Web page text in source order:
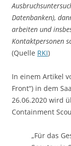
Datenbanken),
arbeiten und
Kontaktpersonen
(Quelle RKI)
In einem Artikel
Front“) in dem
26.06.2020 wird
Containment
„Für das